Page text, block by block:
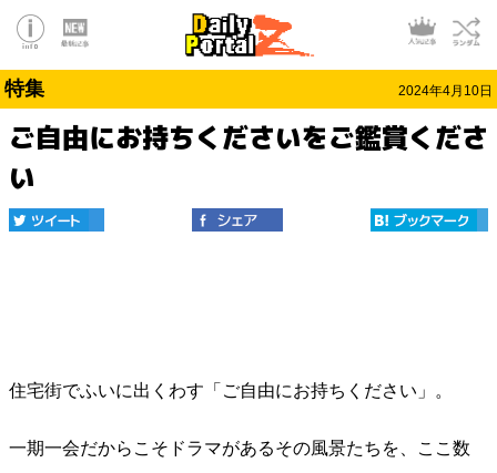
特集 2024年4月10日
ご自由にお持ちくださいをご鑑賞くださ
い
住宅街でふいに出くわす「ご自由にお持ちください」。
一期一会だからこそドラマがあるその風景たちを、ここ数